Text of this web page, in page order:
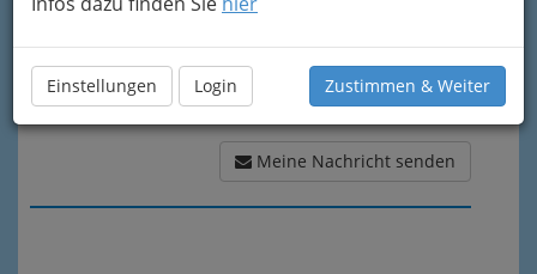
Einstellungen Login Zustimmen & Weiter
Meine Nachricht senden